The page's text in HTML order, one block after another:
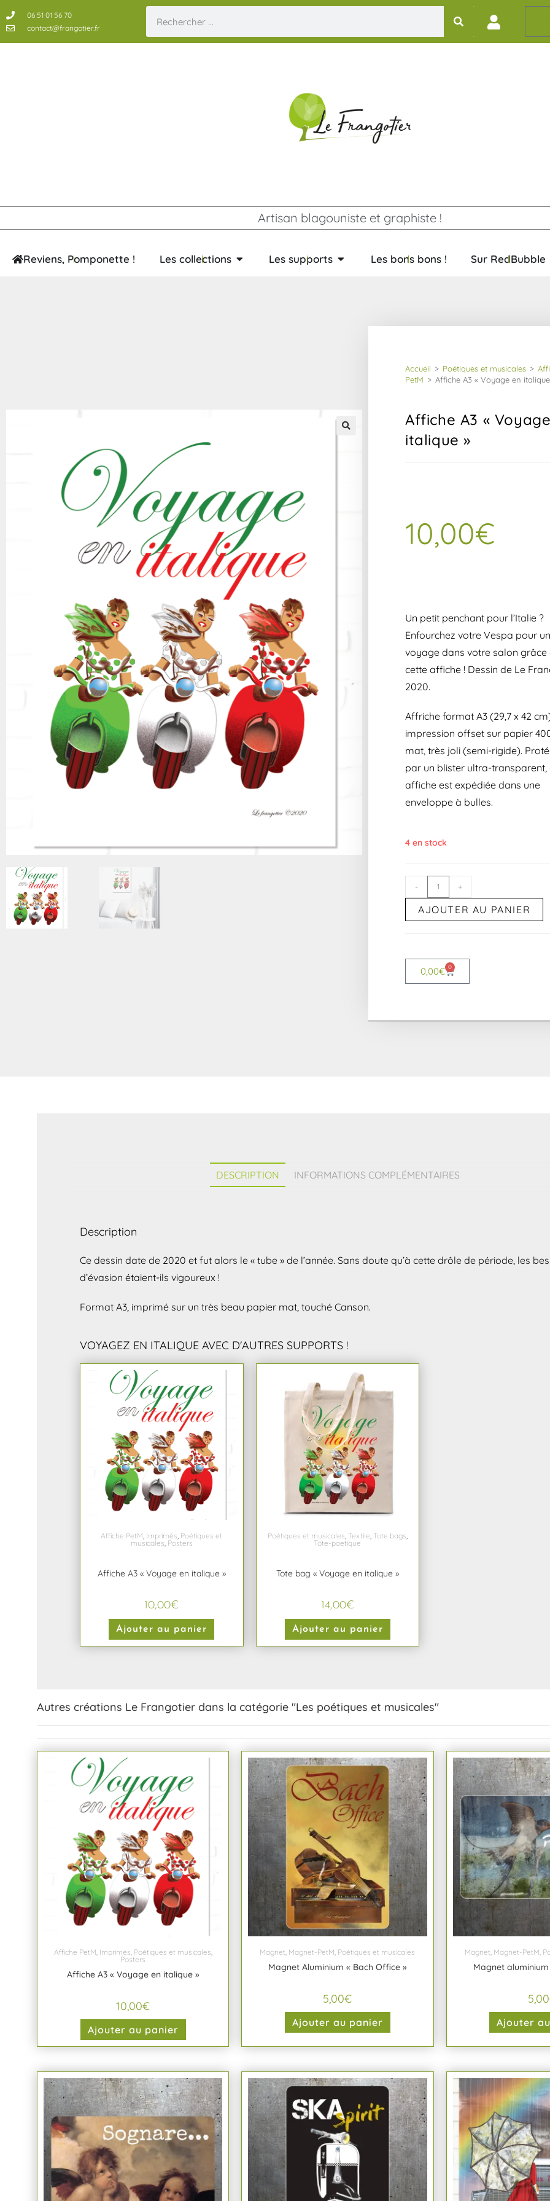
06 51 01 56 70
contact@frangotier.fr
Artisan blagouniste et graphiste !
Reviens, Pomponette ! Les collections Les supports Les bons bons ! Sur RedBubble
Accueil > Poétiques et musicales >
PetM > Affiche A3 « Voyage en italique
Affiche A3 «
italique »
10,00€
Un petit penchant pour l’Italie ?
Enfourchez votre Vespa pour un
voyage dans votre salon grâce
cette affiche ! Dessin de Le
2020.
Affriche format A3 (29,7 x 42
impression offset sur papier
mat, très joli (semi-rigide).
par un blister ultra-transparent,
affiche est expédiée dans une
enveloppe à bulles.
4 en stock
- +
AJOUTER AU PANIER
0,00€ 0
DESCRIPTION INFORMATIONS COMPLÉMENTAIRES
Description
Ce dessin date de 2020 et fut alors le « tube » de l’année. Sans doute qu’à cette drôle de période, les
d’évasion étaient-ils vigoureux !
Format A3, imprimé sur un très beau papier mat, touché Canson.
VOYAGEZ EN ITALIQUE AVEC D'AUTRES SUPPORTS !
Affiche PetM, Imprimés, Poétiques et
musicales, Posters
Affiche A3 « Voyage en italique »
10,00€
Ajouter au panier
Poétiques et musicales, Textile, Tote bags,
Tote-poetique
Tote bag « Voyage en italique »
14,00€
Ajouter au panier
Autres créations Le Frangotier dans la catégorie "Les poétiques et musicales"
Affiche PetM, Imprimés, Poétiques et musicales,
Posters
Affiche A3 « Voyage en italique »
10,00€
Ajouter au panier
Magnet, Magnet-PetM, Poétiques et musicales
Magnet Aluminium « Bach Office »
5,00€
Ajouter au panier
Magnet, Magnet-PetM,
Magnet
5,00
Ajouter